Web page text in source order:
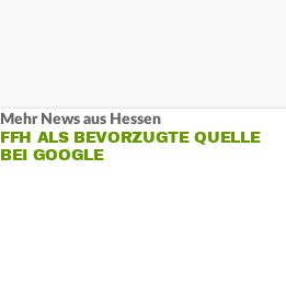
Mehr News aus Hessen
FFH ALS BEVORZUGTE QUELLE
BEI GOOGLE